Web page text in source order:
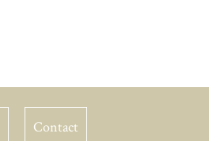
Contact